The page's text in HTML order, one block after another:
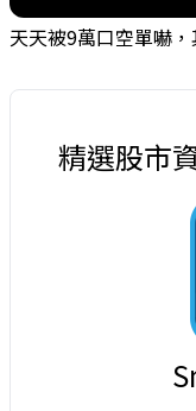
精選股市